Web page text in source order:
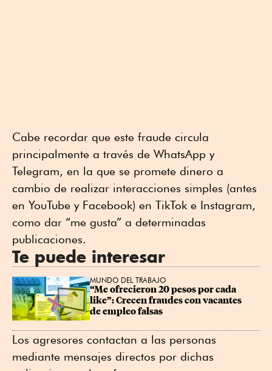
Cabe recordar que este fraude circula
principalmente a través de WhatsApp y
Telegram, en la que se promete dinero a
cambio de realizar interacciones simples (antes
en YouTube y Facebook) en TikTok e Instagram,
como dar “me gusta” a determinadas
publicaciones.
Te puede interesar
MUNDO DEL TRABAJO
“Me ofrecieron 20 pesos por cada
like”: Crecen fraudes con vacantes
de empleo falsas
Los agresores contactan a las personas
mediante mensajes directos por dichas